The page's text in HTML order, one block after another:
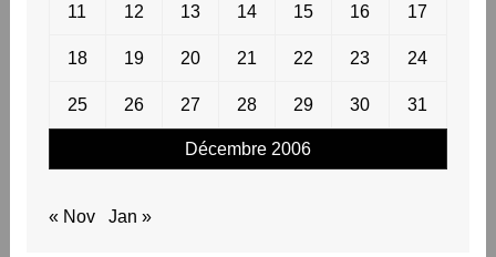
Décembre 2006
11 12 13 14 15 16 17
18 19 20 21 22 23 24
25 26 27 28 29 30 31
« Nov Jan »